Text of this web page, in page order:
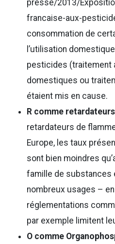
presse/2013/
francaise-aux-
consommation de
l’utilisation
pesticides (traitement
domestiques ou
étaient mis en cause.
R comme
retardateurs de
Europe, les taux
sont bien moindres
famille de substances
nombreux usages –
réglementations
par exemple limitent
O comme